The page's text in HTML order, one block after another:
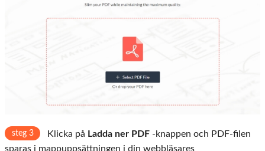
steg 3 Klicka på Ladda ner PDF -knappen och PDF-filen
sparas i mappuppsättningen i din webbläsares